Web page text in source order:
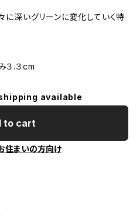
深いグリーンに変化していく特
３.３cm
available
to cart
住まいの方向け